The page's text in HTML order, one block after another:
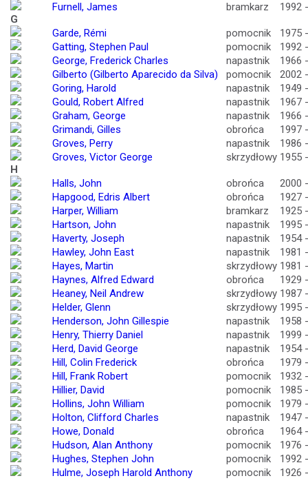
Furnell, James
bramkarz
1992
G
Garde, Rémi
pomocnik
1975
Gatting, Stephen Paul
pomocnik
1992
George, Frederick Charles
napastnik
1966
Gilberto (Gilberto Aparecido da Silva)
pomocnik
2002
Goring, Harold
napastnik
1949
Gould, Robert Alfred
napastnik
1967
Graham, George
napastnik
1966
Grimandi, Gilles
obrońca
1997
Groves, Perry
napastnik
1986
Groves, Victor George
skrzydłowy 1955
H
Halls, John
obrońca
2000
Hapgood, Edris Albert
obrońca
1927
Harper, William
bramkarz
1925
Hartson, John
napastnik
1995
Haverty, Joseph
napastnik
1954
Hawley, John East
napastnik
1981
Hayes, Martin
skrzydłowy 1981
Haynes, Alfred Edward
obrońca
1929
Heaney, Neil Andrew
skrzydłowy 1987
Helder, Glenn
skrzydłowy 1995
Henderson, John Gillespie
napastnik
1958
Henry, Thierry Daniel
napastnik
1999
Herd, David George
napastnik
1954
Hill, Colin Frederick
obrońca
1979
Hill, Frank Robert
pomocnik
1932
Hillier, David
pomocnik
1985
Hollins, John William
pomocnik
1979
Holton, Clifford Charles
napastnik
1947
Howe, Donald
obrońca
1964
Hudson, Alan Anthony
pomocnik
1976
Hughes, Stephen John
pomocnik
1992
Hulme, Joseph Harold Anthony
pomocnik 1926